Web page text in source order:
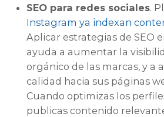
SEO para redes sociales.
Instagram ya indexan
Aplicar estrategias de SEO
ayuda a aumentar la
orgánico de las marcas, y a
calidad hacia sus páginas
Cuando optimizas los
publicas contenido